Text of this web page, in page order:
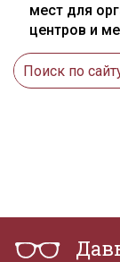
мест для
центров и